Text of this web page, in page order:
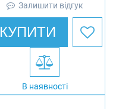
Залишити відгук
КУПИТИ
В наявності